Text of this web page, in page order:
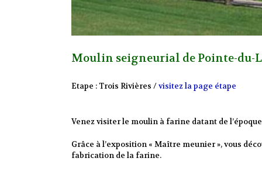
Moulin seigneurial de Pointe-du-
Etape : Trois Rivières /visitez la page étape
Venez visiter le moulin à farine datant de
Grâce à l’exposition « Maître meunier », vous
fabrication de la farine.